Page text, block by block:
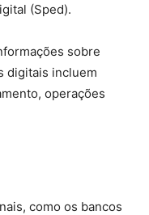
(Sped).
sobre
digitais incluem
operações
como os bancos